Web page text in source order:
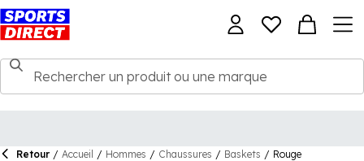
Retour / Accueil / Hommes / Chaussures / Baskets / Rouge